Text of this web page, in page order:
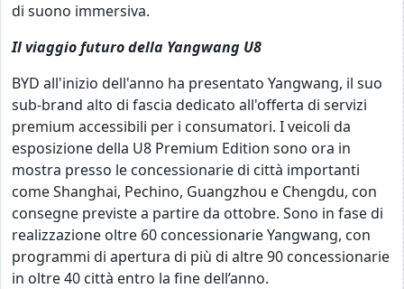
di suono immersiva.
Il viaggio futuro della Yangwang U8
BYD all'inizio dell'anno ha presentato Yangwang, il suo
sub-brand alto di fascia dedicato all'offerta di servizi
premium accessibili per i consumatori. I veicoli da
esposizione della U8 Premium Edition sono ora in
mostra presso le concessionarie di città importanti
come Shanghai, Pechino, Guangzhou e Chengdu, con
consegne previste a partire da ottobre. Sono in fase di
realizzazione oltre 60 concessionarie Yangwang, con
programmi di apertura di più di altre 90 concessionarie
in oltre 40 città entro la fine dell’anno.